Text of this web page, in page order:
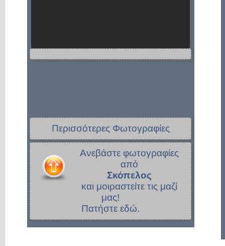
Περισσότερες Φωτογραφίες
Ανεβάστε φωτογραφίες
από
Σκόπελος
και μοιραστείτε τις μαζί
μας!
Πατήστε εδώ.